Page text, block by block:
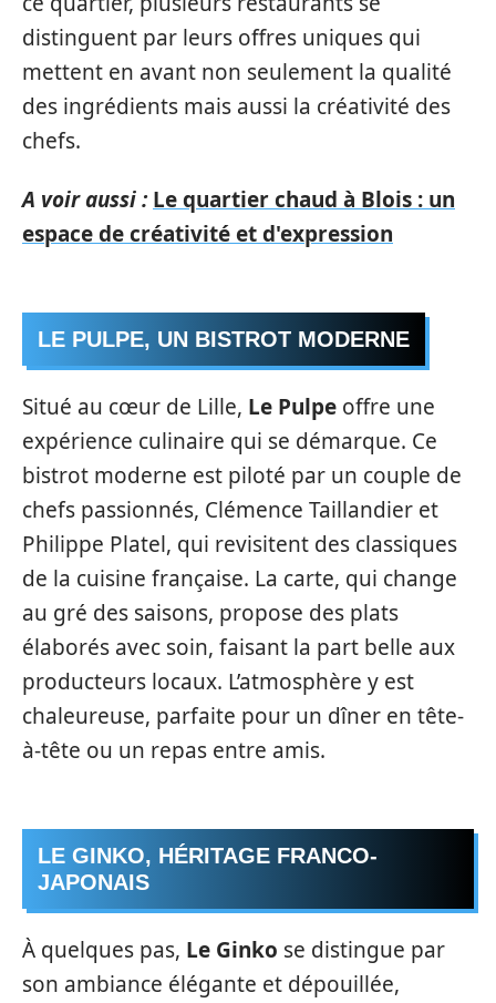
distinguent par leurs offres uniques qui
mettent en avant non seulement la qualité
des ingrédients mais aussi la créativité des
chefs.
A voir aussi : Le quartier chaud à Blois : un
espace de créativité et d'expression
LE PULPE, UN BISTROT MODERNE
Situé au cœur de Lille, Le Pulpe offre une
expérience culinaire qui se démarque. Ce
bistrot moderne est piloté par un couple de
chefs passionnés, Clémence Taillandier et
Philippe Platel, qui revisitent des classiques
de la cuisine française. La carte, qui change
au gré des saisons, propose des plats
élaborés avec soin, faisant la part belle aux
producteurs locaux. L’atmosphère y est
chaleureuse, parfaite pour un dîner en tête-
à-tête ou un repas entre amis.
LE GINKO, HÉRITAGE FRANCO-
JAPONAIS
À quelques pas, Le Ginko se distingue par
son ambiance élégante et dépouillée,